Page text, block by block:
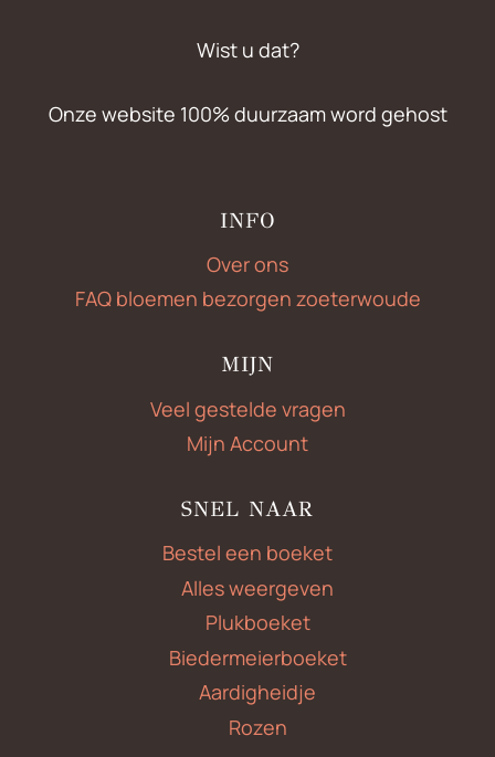
Wist u dat?
Onze website 100% duurzaam word gehost
INFO
Over ons
FAQ bloemen bezorgen zoeterwoude
MIJN
Veel gestelde vragen
Mijn Account
SNEL NAAR
Bestel een boeket
Alles weergeven
Plukboeket
Biedermeierboeket
Aardigheidje
Rozen